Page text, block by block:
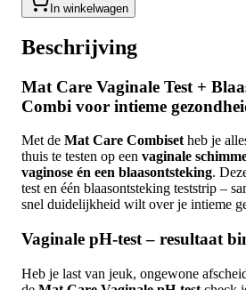
In winkelwagen
Beschrijving
Mat Care Vaginale Test +
Combi voor intieme
Met de Mat Care Combisetheb je
thuis te testen op een vaginale
vaginose én een blaasontsteking.
test en één blaasontsteking teststrip –
snel duidelijkheid wilt over je intieme
Vaginale pH-test – resultaat
Heb je last van jeuk, ongewone